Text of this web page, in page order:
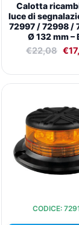
Calotta
luce di
72997 / 72998 /
Ø 132 mm –
€22,08 €
CODICE:
era: